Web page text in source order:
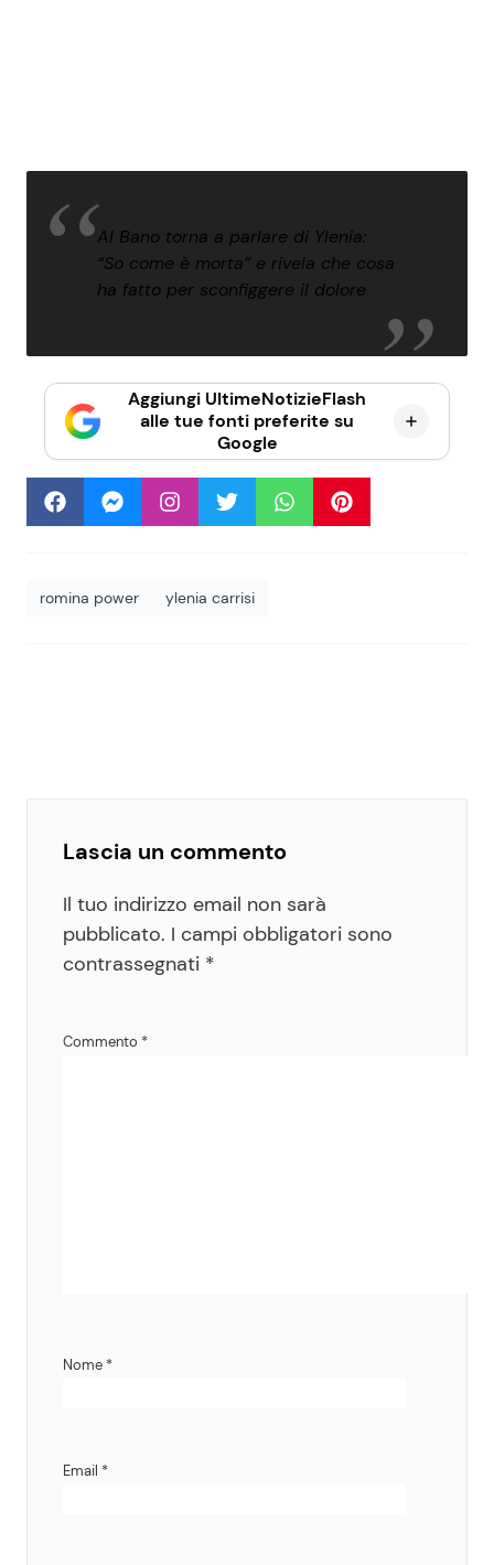
Al Bano torna a parlare di Ylenia:
“So come è morta” e rivela che cosa
ha fatto per sconfiggere il dolore
Aggiungi UltimeNotizieFlash
alle tue fonti preferite su
Google
romina power ylenia carrisi
Lascia un commento
Il tuo indirizzo email non sarà
pubblicato. I campi obbligatori sono
contrassegnati *
Commento *
Nome *
Email *